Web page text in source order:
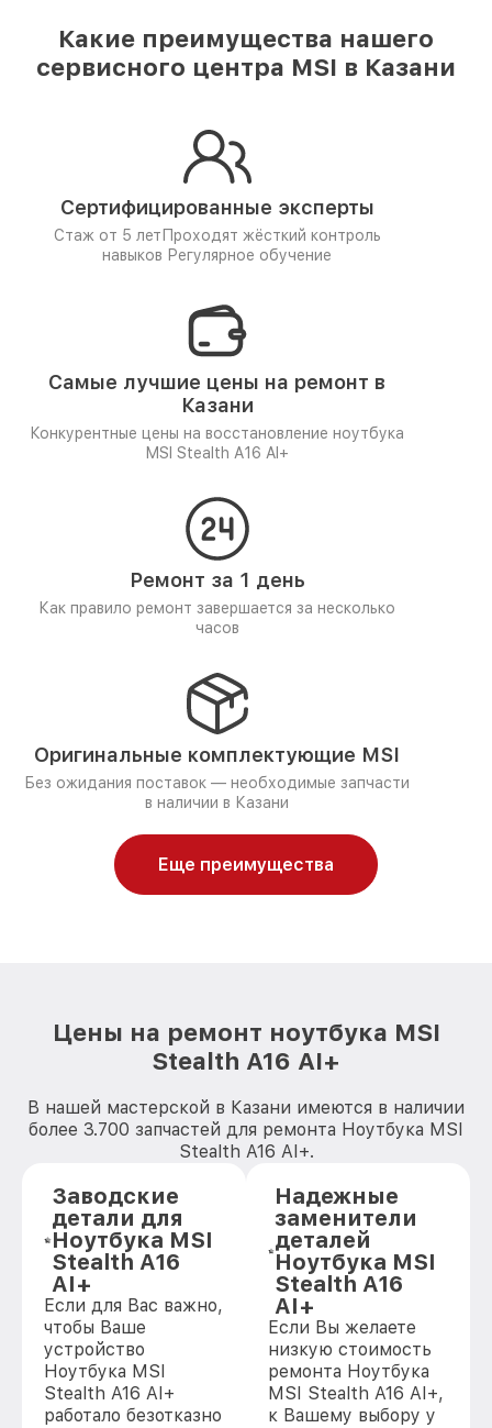
Какие преимущества нашего
сервисного центра MSI в Казани
Сертифицированные эксперты
Стаж от 5 лет Проходят жёсткий контроль
навыков Регулярное обучение
Самые лучшие цены на ремонт в
Казани
Конкурентные цены на восстановление ноутбука
MSI Stealth A16 AI+
Ремонт за 1 день
Как правило ремонт завершается за несколько
часов
Оригинальные комплектующие MSI
Без ожидания поставок — необходимые запчасти
в наличии в Казани
Еще преимущества
Цены на ремонт ноутбука MSI
Stealth A16 AI+
В нашей мастерской в Казани имеются в наличии
более 3.700 запчастей для ремонта Ноутбука MSI
Stealth A16 AI+.
Заводские
детали для
Ноутбука MSI
Stealth A16
AI+
Если для Вас важно,
чтобы Ваше
устройство
Ноутбука MSI
Stealth A16 AI+
работало безотказно
Надежные
заменители
деталей
Ноутбука MSI
Stealth A16
AI+
Если Вы желаете
низкую стоимость
ремонта Ноутбука
MSI Stealth A16 AI+,
к Вашему выбору у